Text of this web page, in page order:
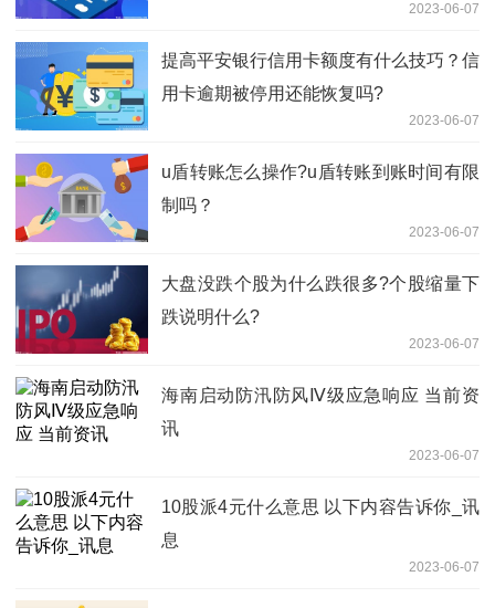
2023-06-07
提高平安银行信用卡额度有什么技巧？信
用卡逾期被停用还能恢复吗?
2023-06-07
​u盾转账怎么操作?u盾转账到账时间有限
制吗？
2023-06-07
大盘没跌个股为什么跌很多?个股缩量下
跌说明什么?
2023-06-07
海南启动防汛防风Ⅳ级应急响应 当前资
讯
2023-06-07
10股派4元什么意思 以下内容告诉你_讯
息
2023-06-07